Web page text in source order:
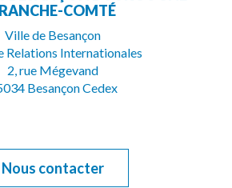
compte
FacebookYoutube
COMTÉ
Ville de Besançon
Relations Internationales
2, rue Mégevand
Besançon Cedex
Nous contacter